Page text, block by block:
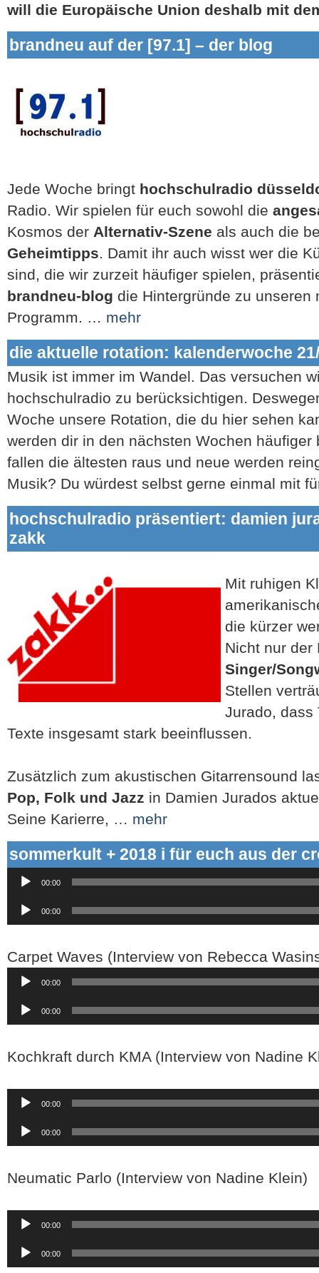
will die Europäische Union deshalb mit
brandneu auf der [97.1] – der blog
Jede Woche bringt hochschulradio
Radio. Wir spielen für euch sowohl die
Kosmos der Alternativ-Szene als auch die
Geheimtipps. Damit ihr auch wisst wer die
sind, die wir zurzeit häufiger spielen,
brandneu-blog die Hintergründe zu unseren
Programm. … mehr
die aktuelle rotation: kalenderwoche
Musik ist immer im Wandel. Das versuchen
hochschulradio zu berücksichtigen.
Woche unsere Rotation, die du hier sehen
werden dir in den nächsten Wochen häufiger
fallen die ältesten raus und neue werden
Musik? Du würdest selbst gerne einmal mit
hochschulradio präsentiert: damien
zakk
Mit ruhigen
die kürzer
Nicht nur der
Singer/
Stellen
Jurado, dass
Texte insgesamt stark beeinflussen.
Zusätzlich zum akustischen Gitarrensound
Pop, Folk und Jazz in Damien Jurados
Seine Karierre, … mehr
sommerkult + 2018 i für euch aus der
Audio-
Player
00:00
Audio-
Player
00:00
Carpet Waves (Interview von Rebecca
Audio-
Player
00:00
Audio-
Player
00:00
Kochkraft durch KMA (Interview von Nadine
Audio-
Player
00:00
Audio-
Player
00:00
Neumatic Parlo (Interview von Nadine Klein)
Audio-
Player
00:00
Audio-
Player
00:00